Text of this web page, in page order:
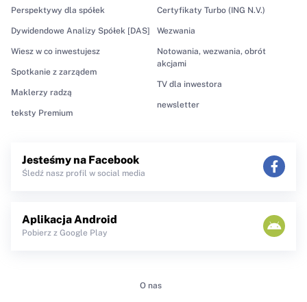
Perspektywy dla spółek
Dywidendowe Analizy Spółek [DAS]
Wiesz w co inwestujesz
Spotkanie z zarządem
Maklerzy radzą
teksty Premium
Certyfikaty Turbo (ING N.V.)
Wezwania
Notowania, wezwania, obrót
akcjami
TV dla inwestora
newsletter
Jesteśmy na Facebook
Śledź nasz profil w social media
Aplikacja Android
Pobierz z Google Play
O nas